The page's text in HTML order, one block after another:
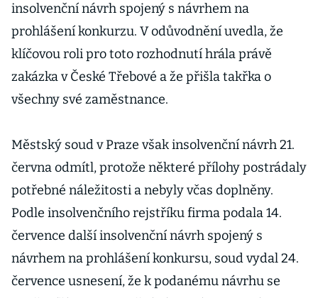
pokračují
insolvenční návrh spojený s návrhem na
prohlášení konkurzu. V odůvodnění uvedla, že
klíčovou roli pro toto rozhodnutí hrála právě
zakázka v České Třebové a že přišla takřka o
všechny své zaměstnance.
Městský soud v Praze však insolvenční návrh 21.
června odmítl, protože některé přílohy postrádaly
potřebné náležitosti a nebyly včas doplněny.
Podle insolvenčního rejstříku firma podala 14.
července další insolvenční návrh spojený s
návrhem na prohlášení konkursu, soud vydal 24.
července usnesení, že k podanému návrhu se